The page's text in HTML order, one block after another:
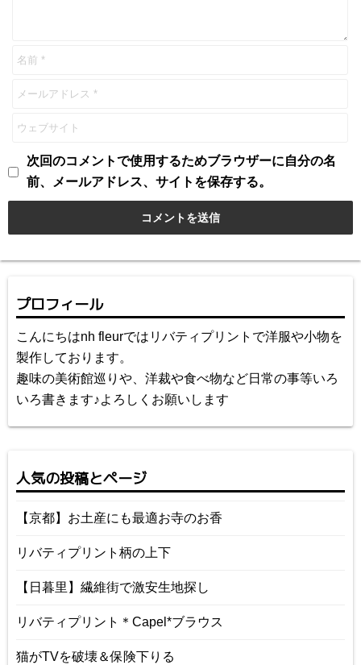
次回のコメントで使用するためブラウザーに自分の名
前、メールアドレス、サイトを保存する。
プロフィール
こんにちはnh fleurではリバティプリントで洋服や小物を
製作しております。
趣味の美術館巡りや、洋裁や食べ物など日常の事等いろ
いろ書きます♪よろしくお願いします
人気の投稿とページ
【京都】お土産にも最適お寺のお香
リバティプリント柄の上下
【日暮里】繊維街で激安生地探し
リバティプリント＊Capel*ブラウス
猫がTVを破壊＆保険下りる